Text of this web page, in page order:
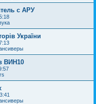
с АРУ
України
ВИН10